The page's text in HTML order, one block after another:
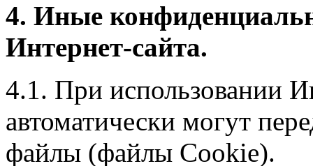
4. Иные
Интернет-сайта.
4.1. При использовании
автоматически могут
файлы (файлы Cookie).